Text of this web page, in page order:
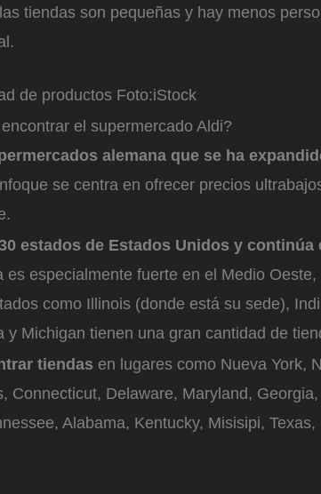
tiendas son pequeñas y hay menos
de productos Foto:iStock
el supermercado Aldi?
alemana que se ha
se centra en ofrecer precios
estados de Estados Unidos y continúa
es especialmente fuerte en el Medio
como Illinois (donde está su sede),
y Michigan tienen una gran cantidad de
tiendas en lugares como Nueva York,
Connecticut, Delaware, Maryland,
Alabama, Kentucky, Misisipi, Texas,